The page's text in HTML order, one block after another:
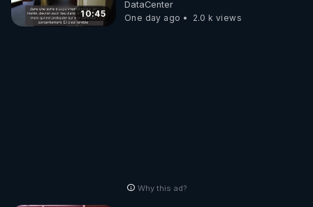
10:45
DataCenter
One day ago
2.0 k views
Why this ad?